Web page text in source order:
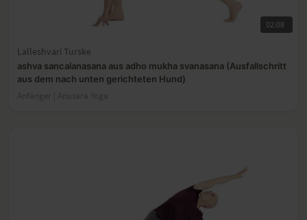
02:08
Lalleshvari Turske
ashva sancalanasana aus adho mukha svanasana (Ausfallschritt
aus dem nach unten gerichteten Hund)
Anfänger | Anusara Yoga